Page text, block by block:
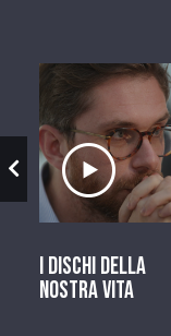
I dischi della
nostra vita